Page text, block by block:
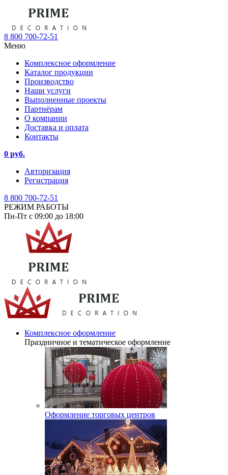
8 800 700-72-51
Меню
Комплексное оформление
Каталог продукции
Производство
Наши услуги
Выполненные проекты
Партнёрам
О компании
Доставка и оплата
Контакты
0 руб.
Авторизация
Регистрация
8 800 700-72-51
РЕЖИМ РАБОТЫ
Пн-Пт с 09:00 до 18:00
Комплексное оформление
Праздничное и тематическое оформление
Оформление торговых центров